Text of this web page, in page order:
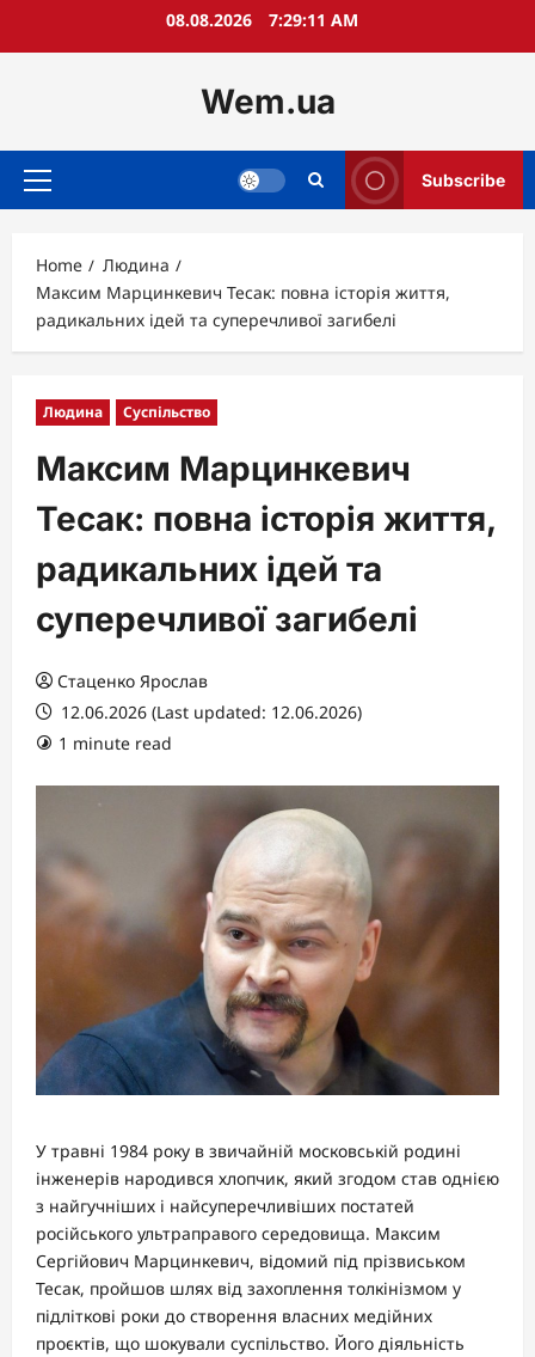
08.08.2026 7:29:12 AM
Wem.ua
Primary
Subscribe
Home
Людина
Максим Марцинкевич Тесак: повна історія життя,
радикальних ідей та суперечливої загибелі
Людина Суспільство
Максим Марцинкевич
Тесак: повна історія життя,
радикальних ідей та
суперечливої загибелі
Стаценко Ярослав
12.06.2026 (Last updated: 12.06.2026)
1 minute read
У травні 1984 року в звичайній московській родині
інженерів народився хлопчик, який згодом став однією
з найгучніших і найсуперечливіших постатей
російського ультраправого середовища. Максим
Сергійович Марцинкевич, відомий під прізвиськом
Тесак, пройшов шлях від захоплення толкінізмом у
підліткові роки до створення власних медійних
проєктів, що шокували суспільство. Його діяльність